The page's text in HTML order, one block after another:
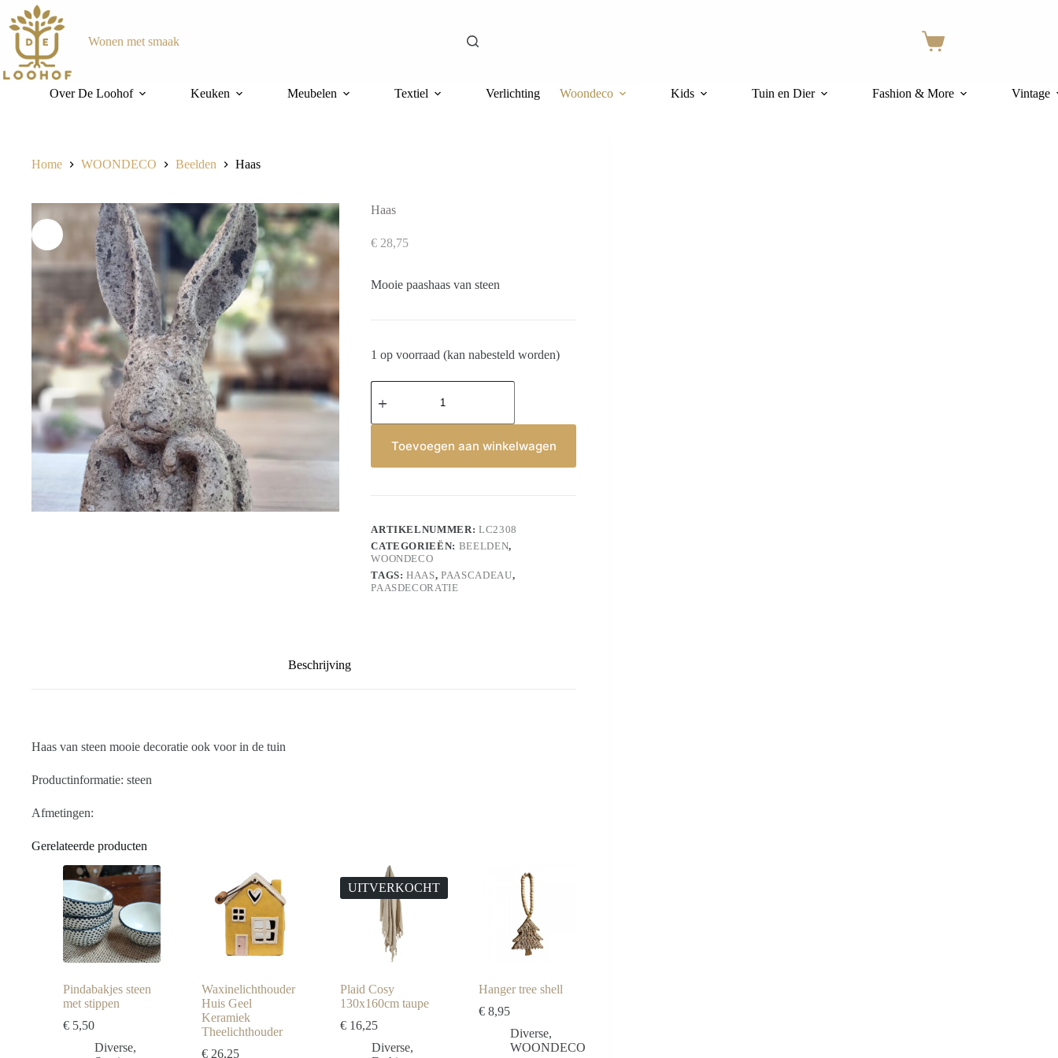
naar
inhoud
Wonen met smaak Winkelwagen
Over De Loohof Keuken Meubelen Textiel Verlichting Woondeco Kids Tuin en Dier Fashion & More Vintage
Home WOONDECO Beelden Haas
Haas
€ 28,75
Mooie paashaas van steen
1 op voorraad (kan nabesteld worden)
Haas
aantal
Toevoegen aan winkelwagen
ARTIKELNUMMER: LC2308
CATEGORIEËN: BEELDEN,
WOONDECO
TAGS:HAAS,PAASCADEAU,
PAASDECORATIE
Beschrijving
Haas van steen mooie decoratie ook voor in de tuin
Productinformatie: steen
Afmetingen:
Gerelateerde producten
Pindabakjes steen
met stippen
€ 5,50
Diverse,
Waxinelichthouder
Huis Geel
Keramiek
Theelichthouder
€ 26,25
UITVERKOCHT
Plaid Cosy
130x160cm taupe
€ 16,25
Diverse,
Hanger tree shell
€ 8,95
Diverse,
WOONDECO